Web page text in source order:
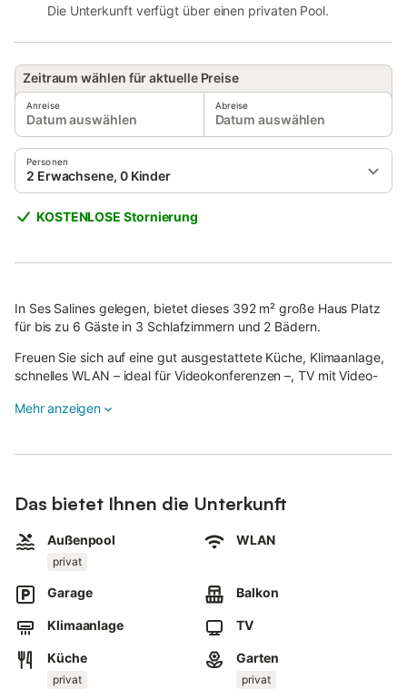
Die Unterkunft verfügt über einen privaten Pool.
Zeitraum wählen für aktuelle Preise
Anreise
Datum auswählen
Abreise
Datum auswählen
Personen
2 Erwachsene, 0 Kinder
KOSTENLOSE Stornierung
In Ses Salines gelegen, bietet dieses 392 m² große Haus Platz
für bis zu 6 Gäste in 3 Schlafzimmern und 2 Bädern.
Freuen Sie sich auf eine gut ausgestattete Küche, Klimaanlage,
schnelles WLAN – ideal für Videokonferenzen –, TV mit Video-
Zentralheizung sorgt im Winter für Komfort.
und Winter.
Genießen Sie den privaten Garten, die überdachte Terrasse, die
offene Terrasse und 2 private Balkone – alle mit herrlichem
Entspannen Sie am privaten Außenpool und bereiten Sie
Mahlzeiten auf dem eigenen Grill zu.
Zum Parken gibt es 3 Gemeinschaftsplätze auf dem
Grundstück, 3 Stellplätze in der Garage sowie
Mehr anzeigen
Das bietet Ihnen die Unterkunft
Außenpool
privat
WLAN
Garage Balkon
Klimaanlage TV
Küche
privat
Garten
privat